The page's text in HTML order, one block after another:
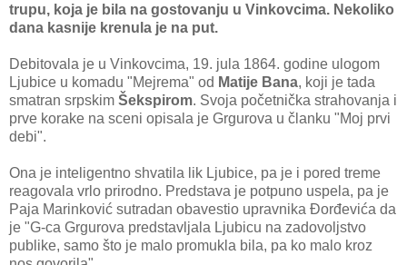
trupu, koja je bila na gostovanju u Vinkovcima. Nekoliko
dana kasnije krenula je na put.
Debitovala je u Vinkovcima, 19. jula 1864. godine ulogom
Ljubice u komadu "Mejrema" od Matije Bana, koji je tada
smatran srpskim Šekspirom. Svoja početnička strahovanja i
prve korake na sceni opisala je Grgurova u članku "Moj prvi
debi".
Ona je inteligentno shvatila lik Ljubice, pa je i pored treme
reagovala vrlo prirodno. Predstava je potpuno uspela, pa je
Paja Marinković sutradan obavestio upravnika Đorđevića da
je "G-ca Grgurova predstavljala Ljubicu na zadovoljstvo
publike, samo što je malo promukla bila, pa ko malo kroz